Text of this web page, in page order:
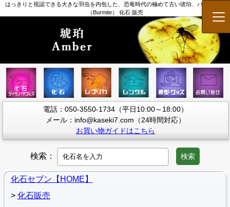
はっきりと視認できる大きな羽虫を内包した、恐竜時代の極めて古い琥珀、バーマイト
（Burmite） 化石 販売
メ
電話：050-3550-1734（平日10:00～18:00）
メール：info@kaseki7.com（24時間対応）
お買い物ガイドはこちら
検索： 検索
化石セブン【HOME】
化石販売